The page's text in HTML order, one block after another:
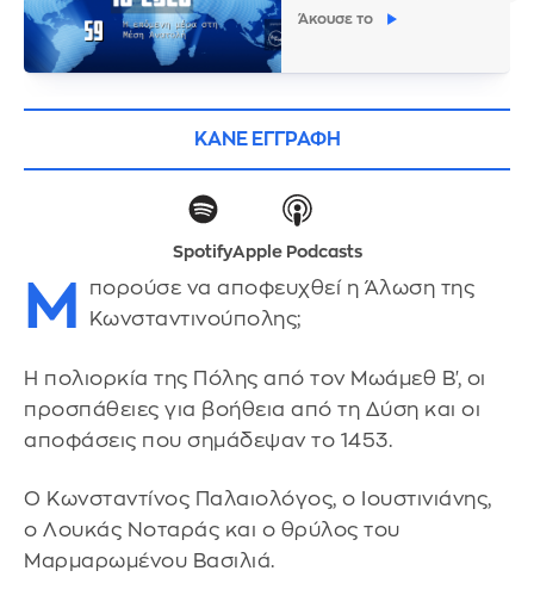
Άκουσε το
ΚΑΝΕ ΕΓΓΡΑΦΗ
SpotifyApple Podcasts
Μ
πορούσε να αποφευχθεί η Άλωση της
Κωνσταντινούπολης;
Η πολιορκία της Πόλης από τον Μωάμεθ Β', οι
προσπάθειες για βοήθεια από τη Δύση και οι
αποφάσεις που σημάδεψαν το 1453.
Ο Κωνσταντίνος Παλαιολόγος, ο Ιουστινιάνης,
ο Λουκάς Νοταράς και ο θρύλος του
Μαρμαρωμένου Βασιλιά.